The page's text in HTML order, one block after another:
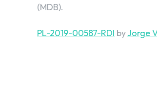
(MDB).
PL-2019-00587-RDI byJorge